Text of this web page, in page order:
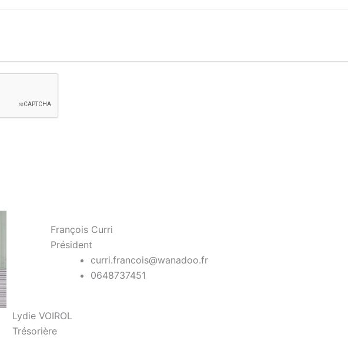
François Curri
Président
curri.francois@wanadoo.fr
0648737451
Lydie VOIROL
Trésorière